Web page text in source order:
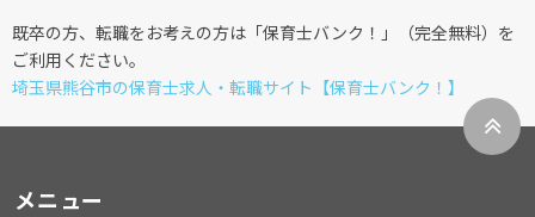
既卒の方、転職をお考えの方は「保育士バンク！」（完全無料）を
ご利用ください。
埼玉県熊谷市の保育士求人・転職サイト【保育士バンク！】
メニュー